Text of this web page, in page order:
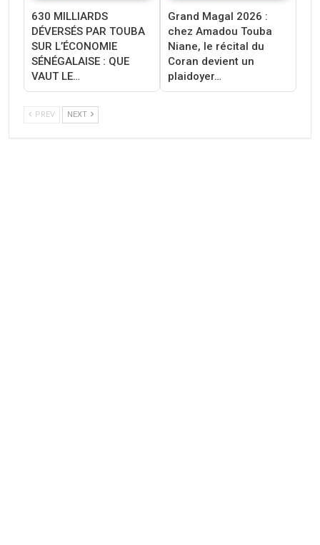
630 MILLIARDS
DÉVERSÉS PAR TOUBA
SUR L’ÉCONOMIE
SÉNÉGALAISE : QUE
VAUT LE…
Grand Magal 2026 :
chez Amadou Touba
Niane, le récital du
Coran devient un
plaidoyer…
PREV NEXT